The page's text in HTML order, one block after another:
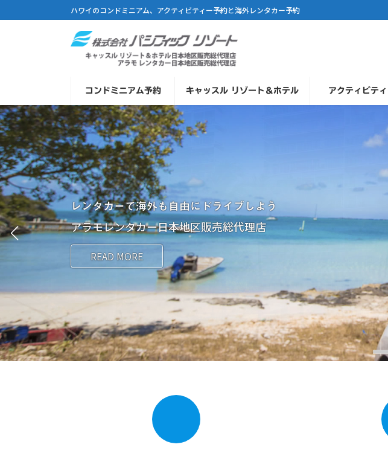
ン
キ
ッ
プ
ビ
に
移
動
ハワイのコンドミニアム、アクティビティー予約と海外レンタカー予約
コンドミニアム予約 キャッスル リゾート＆ホテル アクティビテ
レンタカーで海外も自由にドライブしよう
アラモレンタカー日本地区販売総代理店
READ MORE